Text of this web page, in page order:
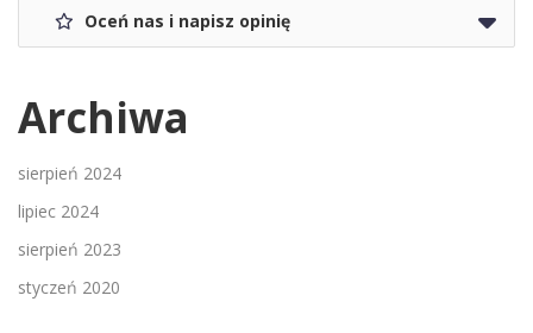
Oceń nas i napisz opinię
Archiwa
sierpień 2024
lipiec 2024
sierpień 2023
styczeń 2020